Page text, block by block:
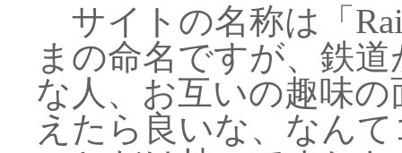
サイトの名称は「
まの命名ですが、鉄
な人、お互いの趣味
えたら良いな、なん